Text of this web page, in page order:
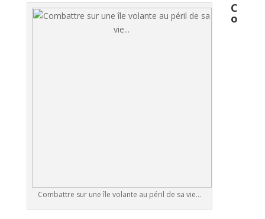
Combattre sur une île volante au péril de sa vie…
C
o